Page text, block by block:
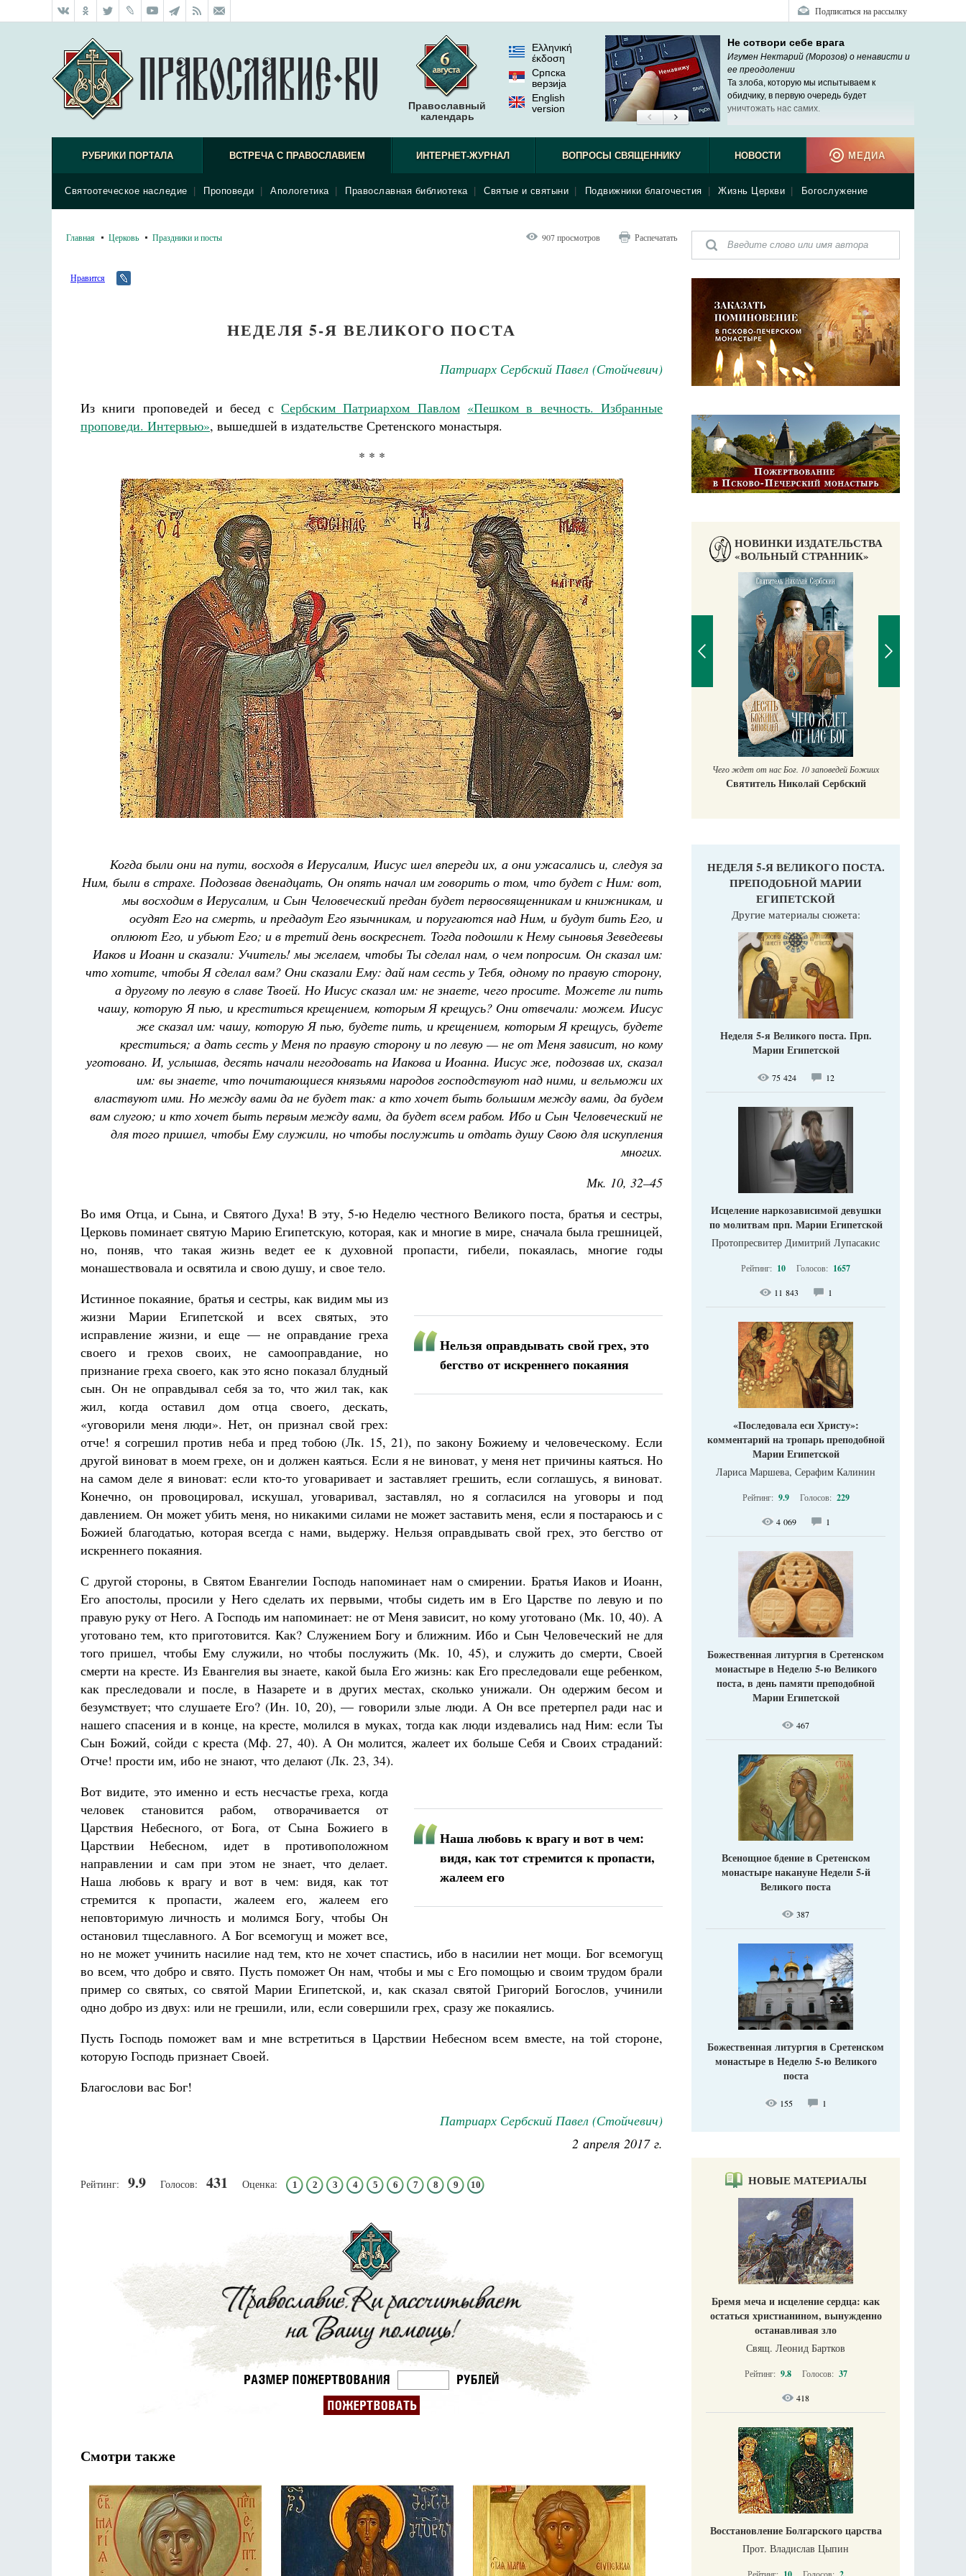
Подписаться на рассылку
Православный
календарь
Ελληνική
έκδοση
Српска
верзиjа
English
version
Не сотвори себе врага
Игумен Нектарий (Морозов) о ненависти и
ее преодолении
Та злоба, которую мы испытываем к
обидчику, в первую очередь будет
уничтожать нас самих.
РУБРИКИ ПОРТАЛА ВСТРЕЧА С ПРАВОСЛАВИЕМ
Святоотеческое наследие Проповеди Апологетика Православная библиотека Святые и святыни Подвижники благочестия Жизнь Церкви Богослужение
ИНТЕРНЕТ-ЖУРНАЛ ВОПРОСЫ СВЯЩЕННИКУ НОВОСТИ МЕДИА
Главная Церковь Праздники и посты 907 просмотров Распечатать
Нравится
НЕДЕЛЯ 5-Я ВЕЛИКОГО ПОСТА
Патриарх Сербский Павел (Стойчевич)
Из книги проповедей и бесед с Сербским Патриархом Павлом «Пешком в вечность. Избранные
проповеди. Интервью», вышедшей в издательстве Сретенского монастыря.
* * *
Когда были они на пути, восходя в Иерусалим, Иисус шел впереди их, а они ужасались и, следуя за
Ним, были в страхе. Подозвав двенадцать, Он опять начал им говорить о том, что будет с Ним: вот,
мы восходим в Иерусалим, и Сын Человеческий предан будет первосвященникам и книжникам, и
осудят Его на смерть, и предадут Его язычникам, и поругаются над Ним, и будут бить Его, и
оплюют Его, и убьют Его; и в третий день воскреснет. Тогда подошли к Нему сыновья Зеведеевы
Иаков и Иоанн и сказали: Учитель! мы желаем, чтобы Ты сделал нам, о чем попросим. Он сказал им:
что хотите, чтобы Я сделал вам? Они сказали Ему: дай нам сесть у Тебя, одному по правую сторону,
а другому по левую в славе Твоей. Но Иисус сказал им: не знаете, чего просите. Можете ли пить
чашу, которую Я пью, и креститься крещением, которым Я крещусь? Они отвечали: можем. Иисус
же сказал им: чашу, которую Я пью, будете пить, и крещением, которым Я крещусь, будете
креститься; а дать сесть у Меня по правую сторону и по левую — не от Меня зависит, но кому
уготовано. И, услышав, десять начали негодовать на Иакова и Иоанна. Иисус же, подозвав их, сказал
им: вы знаете, что почитающиеся князьями народов господствуют над ними, и вельможи их
властвуют ими. Но между вами да не будет так: а кто хочет быть большим между вами, да будем
вам слугою; и кто хочет быть первым между вами, да будет всем рабом. Ибо и Сын Человеческий не
для того пришел, чтобы Ему служили, но чтобы послужить и отдать душу Свою для искупления
многих.
Мк. 10, 32–45
Во имя Отца, и Сына, и Святого Духа! В эту, 5-ю Неделю честного Великого поста, братья и сестры,
Церковь поминает святую Марию Египетскую, которая, как и многие в мире, сначала была грешницей,
но, поняв, что такая жизнь ведет ее к духовной пропасти, гибели, покаялась, многие годы
монашествовала и освятила и свою душу, и свое тело.
Нельзя оправдывать свой грех, это
бегство от искреннего покаяния
Истинное покаяние, братья и сестры, как видим мы из
жизни Марии Египетской и всех святых, это
исправление жизни, и еще — не оправдание греха
своего и грехов своих, не самооправдание, но
признание греха своего, как это ясно показал блудный
сын. Он не оправдывал себя за то, что жил так, как
жил, когда оставил дом отца своего, дескать,
«уговорили меня люди». Нет, он признал свой грех:
отче! я согрешил против неба и пред тобою (Лк. 15, 21), по закону Божиему и человеческому. Если
другой виноват в моем грехе, он и должен каяться. Если я не виноват, у меня нет причины каяться. Но
на самом деле я виноват: если кто-то уговаривает и заставляет грешить, если соглашусь, я виноват.
Конечно, он провоцировал, искушал, уговаривал, заставлял, но я согласился на уговоры и под
давлением. Он может убить меня, но никакими силами не может заставить меня, если я постараюсь и с
Божией благодатью, которая всегда с нами, выдержу. Нельзя оправдывать свой грех, это бегство от
искреннего покаяния.
С другой стороны, в Святом Евангелии Господь напоминает нам о смирении. Братья Иаков и Иоанн,
Его апостолы, просили у Него сделать их первыми, чтобы сидеть им в Его Царстве по левую и по
правую руку от Него. А Господь им напоминает: не от Меня зависит, но кому уготовано (Мк. 10, 40). А
уготовано тем, кто приготовится. Как? Служением Богу и ближним. Ибо и Сын Человеческий не для
того пришел, чтобы Ему служили, но чтобы послужить (Мк. 10, 45), и служить до смерти, Своей
смерти на кресте. Из Евангелия вы знаете, какой была Его жизнь: как Его преследовали еще ребенком,
как преследовали и после, в Назарете и в других местах, сколько унижали. Он одержим бесом и
безумствует; что слушаете Его? (Ин. 10, 20), — говорили злые люди. А Он все претерпел ради нас и
нашего спасения и в конце, на кресте, молился в муках, тогда как люди издевались над Ним: если Ты
Сын Божий, сойди с креста (Мф. 27, 40). А Он молится, жалеет их больше Себя и Своих страданий:
Отче! прости им, ибо не знают, что делают (Лк. 23, 34).
Наша любовь к врагу и вот в чем:
видя, как тот стремится к пропасти,
жалеем его
Вот видите, это именно и есть несчастье греха, когда
человек становится рабом, отворачивается от
Царствия Небесного, от Бога, от Сына Божиего в
Царствии Небесном, идет в противоположном
направлении и сам при этом не знает, что делает.
Наша любовь к врагу и вот в чем: видя, как тот
стремится к пропасти, жалеем его, жалеем его
неповторимую личность и молимся Богу, чтобы Он
остановил тщеславного. А Бог всемогущ и может все,
но не может учинить насилие над тем, кто не хочет спастись, ибо в насилии нет мощи. Бог всемогущ
во всем, что добро и свято. Пусть поможет Он нам, чтобы и мы с Его помощью и своим трудом брали
пример со святых, со святой Марии Египетской, и, как сказал святой Григорий Богослов, учинили
одно добро из двух: или не грешили, или, если совершили грех, сразу же покаялись.
Пусть Господь поможет вам и мне встретиться в Царствии Небесном всем вместе, на той стороне,
которую Господь признает Своей.
Благослови вас Бог!
Патриарх Сербский Павел (Стойчевич)
2 апреля 2017 г.
Рейтинг: 9.9 Голосов: 431 Оценка: 1 2 3 4 5 6 7 8 9 10
Смотри также
НОВИНКИ ИЗДАТЕЛЬСТВА
«ВОЛЬНЫЙ СТРАННИК»
Разлуки не будет
Фредерика де Грааф Как найти своё место в жизни
Кирилл Мурышев
Великомученик Георгий Победоносец. Научись у
святого
Роман Котов Чего ждет от нас Бог. 10 заповедей Божиих
Святитель Николай Сербский
НЕДЕЛЯ 5-Я ВЕЛИКОГО ПОСТА.
ПРЕПОДОБНОЙ МАРИИ
ЕГИПЕТСКОЙ
Другие материалы сюжета:
Неделя 5-я Великого поста. Прп.
Марии Египетской
75 424 12
Исцеление наркозависимой девушки
по молитвам прп. Марии Египетской
Протопресвитер Димитрий Лупасакис
Рейтинг: 10 Голосов: 1657
11 843 1
«Последовала еси Христу»:
комментарий на тропарь преподобной
Марии Египетской
Лариса Маршева, Серафим Калинин
Рейтинг: 9.9 Голосов: 229
4 069 1
Божественная литургия в Сретенском
монастыре в Неделю 5-ю Великого
поста, в день памяти преподобной
Марии Египетской
467
Всенощное бдение в Сретенском
монастыре накануне Недели 5-й
Великого поста
387
Божественная литургия в Сретенском
монастыре в Неделю 5-ю Великого
поста
155 1
НОВЫЕ МАТЕРИАЛЫ
Бремя меча и исцеление сердца: как
остаться христианином, вынужденно
останавливая зло
Свящ. Леонид Бартков
Рейтинг: 9.8 Голосов: 37
418
Восстановление Болгарского царства
Прот. Владислав Цыпин